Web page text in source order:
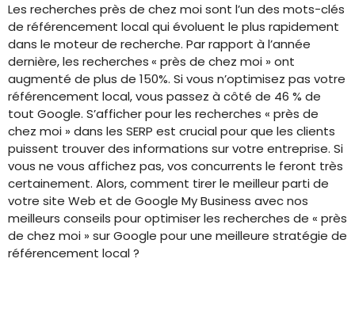
Les recherches près de chez moi sont l’un des mots-clés
de référencement local qui évoluent le plus rapidement
dans le moteur de recherche. Par rapport à l’année
dernière, les recherches« près de chez moi » ont
augmenté de plus de 150%. Si vous n’optimisez pas votre
référencement local, vous passez à côté de 46 % de
tout Google. S’afficher pour les recherches « près de
chez moi » dans les SERP est crucial pour que les clients
puissent trouver des informations sur votre entreprise. Si
vous ne vous affichez pas, vos concurrents le feront très
certainement. Alors, comment tirer le meilleur parti de
votre site Web et de Google My Business avec nos
meilleurs conseils pour optimiser les recherches de « près
de chez moi » sur Google pour une meilleure stratégie de
référencement local ?